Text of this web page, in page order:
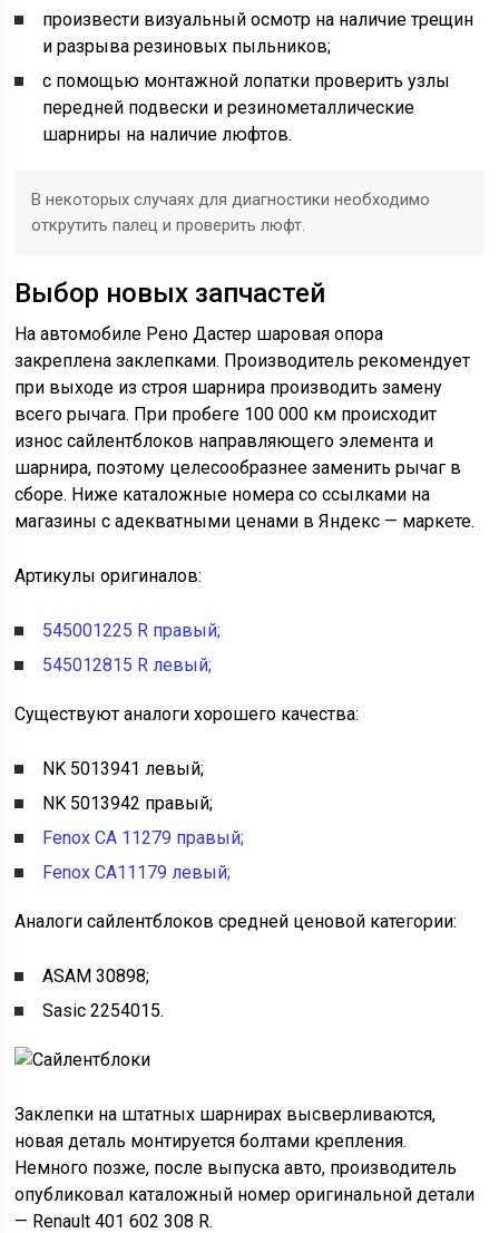
произвести визуальный осмотр на наличие трещин
и разрыва резиновых пыльников;
с помощью монтажной лопатки проверить узлы
передней подвески и резинометаллические
шарниры на наличие люфтов.
В некоторых случаях для диагностики необходимо
открутить палец и проверить люфт.
Выбор новых запчастей
На автомобиле Рено Дастер шаровая опора
закреплена заклепками. Производитель рекомендует
при выходе из строя шарнира производить замену
всего рычага. При пробеге 100 000 км происходит
износ сайлентблоков направляющего элемента и
шарнира, поэтому целесообразнее заменить рычаг в
сборе. Ниже каталожные номера со ссылками на
магазины с адекватными ценами в Яндекс — маркете.
Артикулы оригиналов:
545001225 R правый;
545012815 R левый;
Существуют аналоги хорошего качества:
NK 5013941 левый;
NK 5013942 правый;
Fenox CA 11279 правый;
Fenox CA11179 левый;
Аналоги сайлентблоков средней ценовой категории:
ASAM 30898;
Sasic 2254015.
Заклепки на штатных шарнирах высверливаются,
новая деталь монтируется болтами крепления.
Немного позже, после выпуска авто, производитель
опубликовал каталожный номер оригинальной детали
— Renault 401 602 308 R.